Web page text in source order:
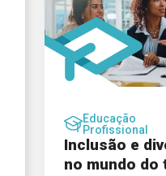
Educação
Profissional
Inclusão e
no mundo do